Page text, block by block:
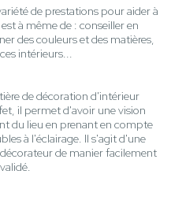
de prestations pour aider à
à même de : conseiller en
des couleurs et des matières,
intérieurs...
de décoration d'intérieur
il permet d'avoir une vision
du lieu en prenant en compte
à l'éclairage. Il s'agit d'une
de manier facilement